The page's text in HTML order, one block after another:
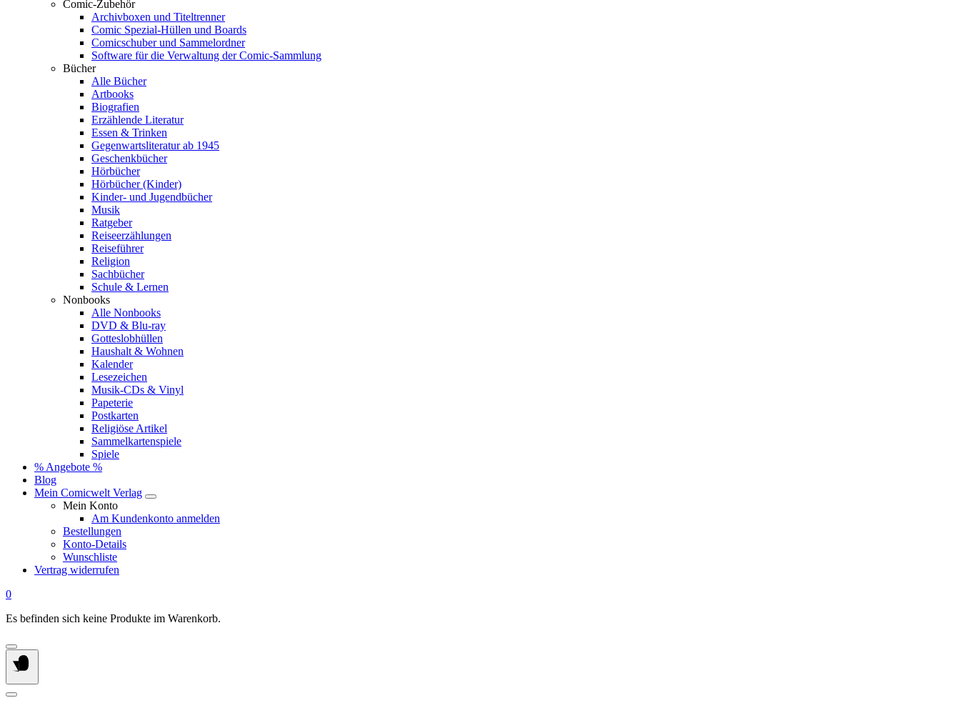
Comic-Zubehör
Archivboxen und Titeltrenner
Comic Spezial-Hüllen und Boards
Comicschuber und Sammelordner
Software für die Verwaltung der Comic-Sammlung
Bücher
Alle Bücher
Artbooks
Biografien
Erzählende Literatur
Essen & Trinken
Gegenwartsliteratur ab 1945
Geschenkbücher
Hörbücher
Hörbücher (Kinder)
Kinder- und Jugendbücher
Musik
Ratgeber
Reiseerzählungen
Reiseführer
Religion
Sachbücher
Schule & Lernen
Nonbooks
Alle Nonbooks
DVD & Blu-ray
Gotteslobhüllen
Haushalt & Wohnen
Kalender
Lesezeichen
Musik-CDs & Vinyl
Papeterie
Postkarten
Religiöse Artikel
Sammelkartenspiele
Spiele
% Angebote %
Blog
Mein Comicwelt Verlag
Mein Konto
Am Kundenkonto anmelden
Bestellungen
Konto-Details
Wunschliste
Vertrag widerrufen
0
Es befinden sich keine Produkte im Warenkorb.